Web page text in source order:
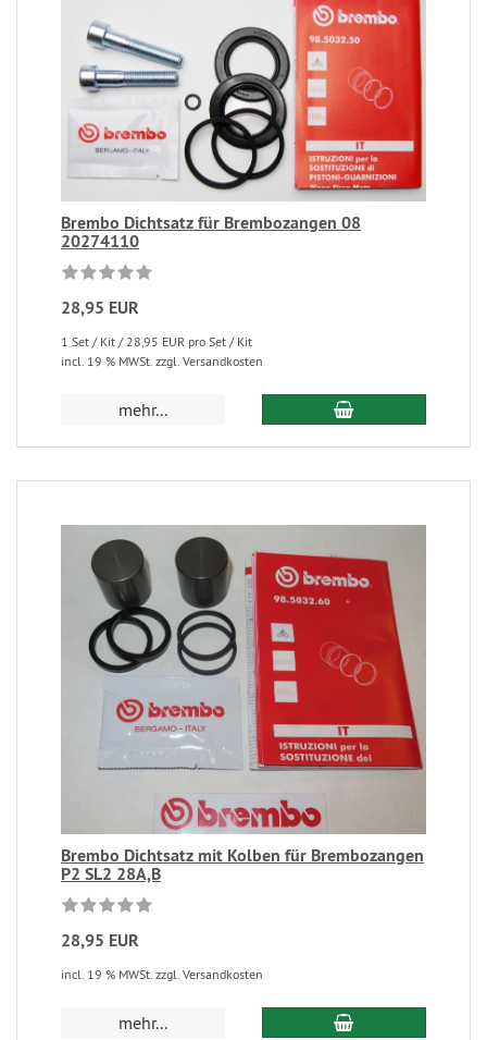
Brembo Dichtsatz für Brembozangen 08
20274110
28,95 EUR
1 Set / Kit / 28,95 EUR pro Set / Kit
incl. 19 % MWSt. zzgl. Versandkosten
mehr...
Brembo Dichtsatz mit Kolben für Brembozangen
P2 SL2 28A,B
28,95 EUR
incl. 19 % MWSt. zzgl. Versandkosten
mehr...